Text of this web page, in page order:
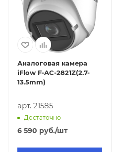
Аналоговая камера
iFlow F-AC-2821Z(2.7-
13.5mm)
арт. 21585
Достаточно
6 590 руб./шт